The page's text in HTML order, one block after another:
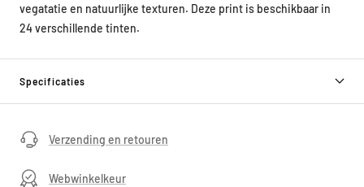
vegatatie en natuurlijke texturen. Deze print is beschikbaar in
24 verschillende tinten.
Specificaties
Verzending en retouren
Webwinkelkeur